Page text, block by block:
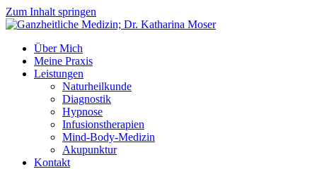
Zum Inhalt springen
Über Mich
Meine Praxis
Leistungen
Naturheilkunde
Diagnostik
Hypnose
Infusionstherapien
Mind-Body-Medizin
Akupunktur
Kontakt